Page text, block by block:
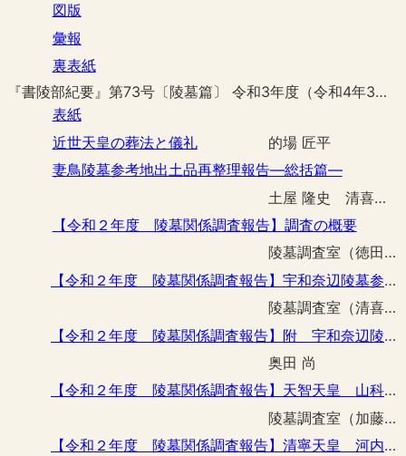
図版
彙報
裏表紙
『書陵部紀要』第73号〔陵墓篇〕 令和3年度（令和4年3月刊行）
表紙
近世天皇の葬法と儀礼
的場 匠平
妻鳥陵墓参考地出土品再整理報告―総括篇―
土屋 隆史 清喜裕二
【令和２年度 陵墓関係調査報告】調査の概要
陵墓調査室（徳田 誠志）
【令和２年度 陵墓関係調査報告】宇和奈辺陵墓参考地整備工事予定区域事前調査
陵墓調査室（清喜 裕二 有馬 伸 横田 真吾）
【令和２年度 陵墓関係調査報告】附 宇和奈辺陵墓参考地にみられた石材の石種について
奥田 尚
【令和２年度 陵墓関係調査報告】天智天皇 山科陵外構柵修繕工事に伴う立会調査
陵墓調査室（加藤 一郎）
【令和２年度 陵墓関係調査報告】清寧天皇 河内坂門原陵樋門改修工事に伴う立会調査